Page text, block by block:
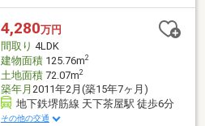
4,280万円
間取り 4LDK
建物面積125.76m2
土地面積72.07m2
築年月 2011年2月(築15年7ヶ月)
地下鉄堺筋線 天下茶屋駅 徒歩6分
その他の交通